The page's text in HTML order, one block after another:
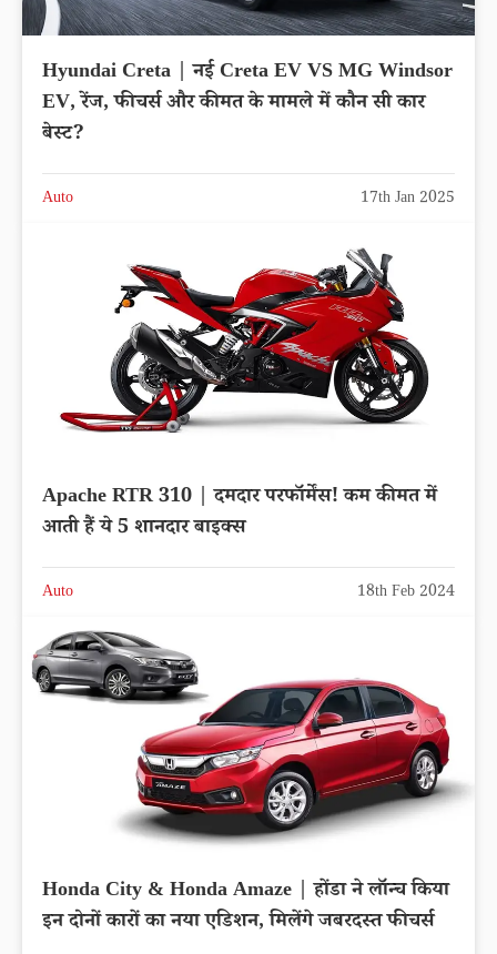
Hyundai Creta | नई Creta EV VS MG Windsor
EV, रेंज, फीचर्स और कीमत के मामले में कौन सी कार
बेस्ट?
Auto 17th Jan 2025
Apache RTR 310 | दमदार परफॉर्मेंस! कम कीमत में
आती हैं ये 5 शानदार बाइक्स
Auto 18th Feb 2024
Honda City & Honda Amaze | होंडा ने लॉन्च किया
इन दोनों कारों का नया एडिशन, मिलेंगे जबरदस्त फीचर्स